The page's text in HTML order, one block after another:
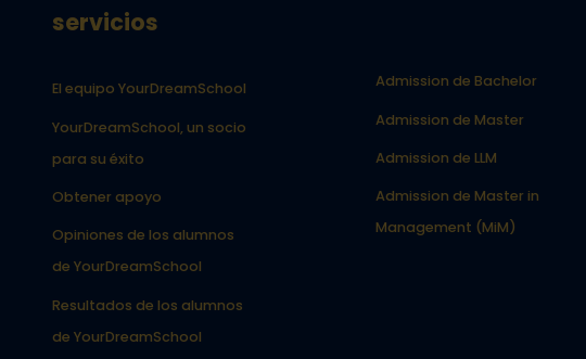
servicios
El equipo YourDreamSchool
YourDreamSchool, un socio
para su éxito
Obtener apoyo
Opiniones de los alumnos
de YourDreamSchool
Resultados de los alumnos
de YourDreamSchool
Admission de Bachelor
Admission de Master
Admission de LLM
Admission de Master in
Management (MiM)